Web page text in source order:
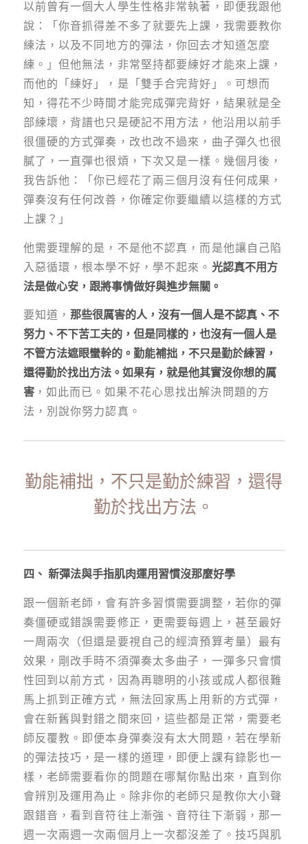
以前曾有一個大人學生性格非常執著，即便我跟他
說：「你音抓得差不多了就要先上課，我需要教你
練法，以及不同地方的彈法，你回去才知道怎麼
練。」但他無法，非常堅持都要練好才能來上課，
而他的「練好」，是「雙手合完背好」。可想而
知，得花不少時間才能完成彈完背好，結果就是全
部練壞，背譜也只是硬記不用方法，他沿用以前手
很僵硬的方式彈奏，改也改不過來，曲子彈久也很
膩了，一直彈也很煩，下次又是一樣。幾個月後，
我告訴他：「你已經花了兩三個月沒有任何成果，
彈奏沒有任何改善，你確定你要繼續以這樣的方式
上課？」
他需要理解的是，不是他不認真，而是他讓自己陷
入惡循環，根本學不好，學不起來。 光認真不用方
法是做心安，跟將事情做好與進步無關。
要知道， 那些很厲害的人，沒有一個人是不認真、不
努力、不下苦工夫的，但是同樣的，也沒有一個人是
不管方法遮眼蠻幹的。勤能補拙，不只是勤於練習，
還得勤於找出方法。如果有，就是他其實沒你想的厲
害，如此而已。如果不花心思找出解決問題的方
法，別說你努力認真。
勤能補拙，不只是勤於練習，還得
勤於找出方法。
四、 新彈法與手指肌肉運用習慣沒那麼好學
跟一個新老師，會有許多習慣需要調整，若你的彈
奏僵硬或錯誤需要修正，更需要每週上，甚至最好
一周兩次（但還是要視自己的經濟預算考量）最有
效果，剛改手時不須彈奏太多曲子，一彈多只會慣
性回到以前方式，因為再聰明的小孩或成人都很難
馬上抓到正確方式，無法回家馬上用新的方式彈，
會在新舊與對錯之間來回，這些都是正常，需要老
師反覆教。即便本身彈奏沒有太大問題，若在學新
的彈法技巧，是一樣的道理，即便上課有錄影也一
樣，老師需要看你的問題在哪幫你點出來，直到你
會辨別及運用為止。除非你的老師只是教你大小聲
跟錯音，看到音符往上漸強、音符往下漸弱，那一
週一次兩週一次兩個月上一次都沒差了。技巧與肌